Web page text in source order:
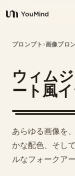
YouMind
概要
ユースケース
スキル
プロンプト
プロンプト ›画像プロ
ウィム
ート風
あらゆる画像を
かな配色、そし
ルなフォークア